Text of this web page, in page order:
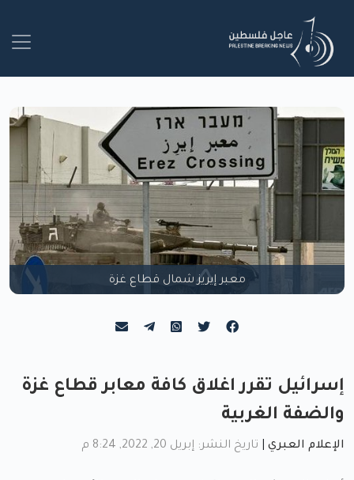
معبر إيريز شمال قطاع غزة
إسرائيل تقرر اغلاق كافة معابر قطاع غزة
والضفة الغربية
الإعلام العبري تاريخ النشر: إبريل 20, 2022, 8:24 م